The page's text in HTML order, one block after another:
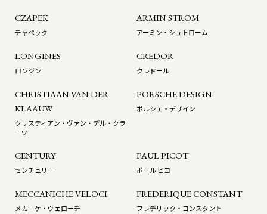
CZAPEK
チャペック
ARMIN STROM
アーミン・シュトローム
LONGINES
ロンジン
CREDOR
クレドール
CHRISTIAAN VAN DER
KLAAUW
クリスティアン・ヴァン・デル・クラ
ーウ
PORSCHE DESIGN
ポルシェ・デザイン
CENTURY
センチュリー
PAUL PICOT
ポール ピコ
MECCANICHE VELOCI
メカニケ・ヴェローチ
FREDERIQUE CONSTANT
フレデリック・コンスタント